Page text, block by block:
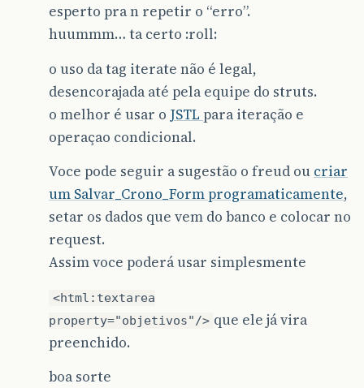
esperto pra n repetir o “erro”.
huummm… ta certo :roll:
o uso da tag iterate não é legal,
desencorajada até pela equipe do struts.
o melhor é usar o JSTL para iteração e
operaçao condicional.
Voce pode seguir a sugestão o freud ou criar
um Salvar_Crono_Form programaticamente,
setar os dados que vem do banco e colocar no
request.
Assim voce poderá usar simplesmente
<html:textarea
property="objetivos"/> que ele já vira
preenchido.
boa sorte